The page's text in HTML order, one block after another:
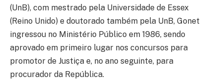
(UnB), com mestrado pela Universidade de Essex
(Reino Unido) e doutorado também pela UnB, Gonet
ingressou no Ministério Público em 1986, sendo
aprovado em primeiro lugar nos concursos para
promotor de Justiça e, no ano seguinte, para
procurador da República.